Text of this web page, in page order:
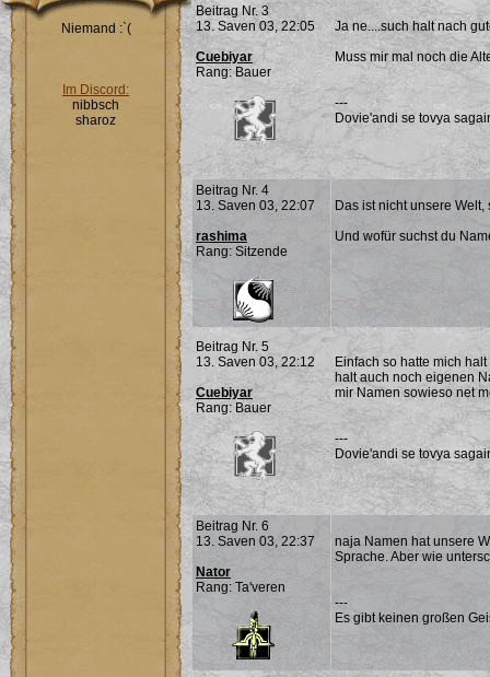
Niemand :`(
Im Discord:
nibbsch
sharoz
Beitrag Nr. 3
13. Saven 03, 22:05
Cuebiyar
Rang: Bauer
Ja ne....such halt nach
Muss mir mal noch die
---
Dovie'andi se tovya
Beitrag Nr. 4
13. Saven 03, 22:07
rashima
Rang: Sitzende
Das ist nicht unsere
Und wofür suchst du
Beitrag Nr. 5
13. Saven 03, 22:12
Cuebiyar
Rang: Bauer
Einfach so hatte mich
halt auch noch eigenen
mir Namen sowieso net
---
Dovie'andi se tovya
Beitrag Nr. 6
13. Saven 03, 22:37
Nator
Rang: Ta'veren
naja Namen hat unsere
Sprache. Aber wie
---
Es gibt keinen großen